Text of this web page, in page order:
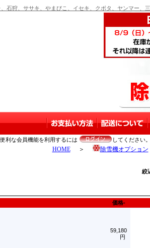
狩、ササキ、やまびこ、イセキ、クボタ、ヤンマー、
利な会員機能を利用するには してください。
HOME ＞ 除雪機オプション
絞
価格-
59,180
円